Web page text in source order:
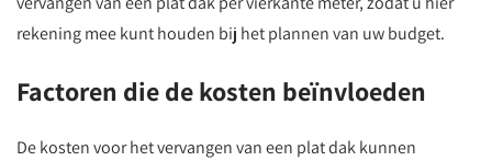
rekening mee kunt houden bij het plannen van uw budget.
Factoren die de kosten beïnvloeden
De kosten voor het vervangen van een plat dak kunnen